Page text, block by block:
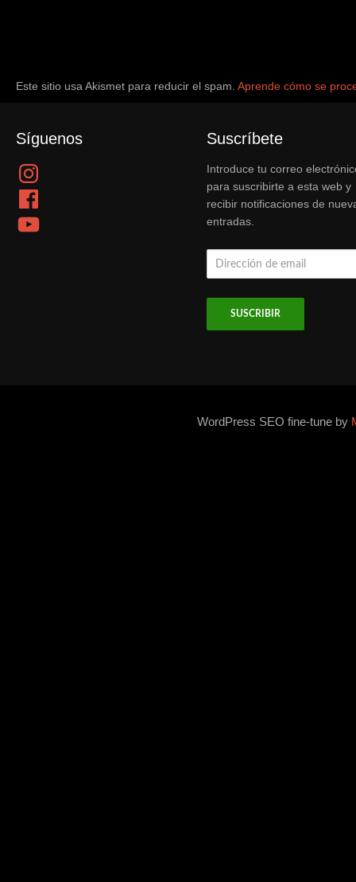
Este sitio usa Akismet para reducir el spam. Aprende cómo se
Síguenos
Instagram
Facebook
YouTube
Suscríbete
Introduce tu correo
para suscribirte a esta web y
recibir notificaciones de
entradas.
Dirección
WordPress SEO fine-tune by